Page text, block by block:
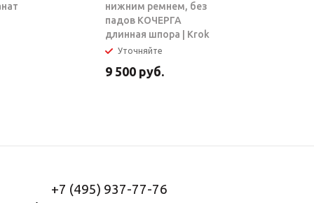
нижним ремнем, без
падов КОЧЕРГА
длинная шпора | Krok
Уточняйте
9 500 руб.
+7 (495) 937-77-76